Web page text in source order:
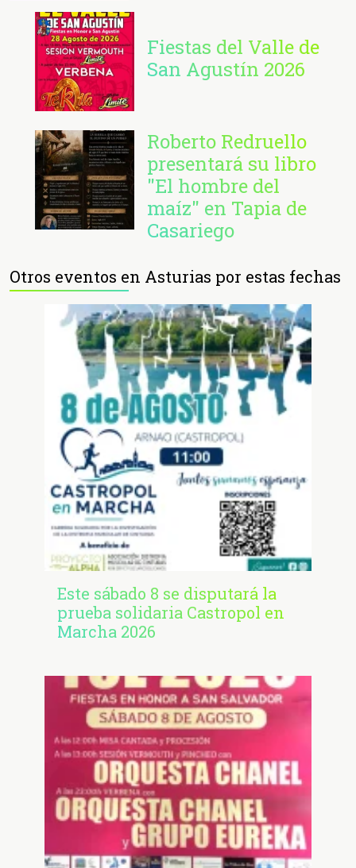
Fiestas del Valle de
San Agustín 2026
Roberto Redruello
presentará su libro
"El hombre del
maíz" en Tapia de
Casariego
Otros eventos en Asturias por estas fechas
Este sábado 8 se disputará la
prueba solidaria Castropol en
Marcha 2026